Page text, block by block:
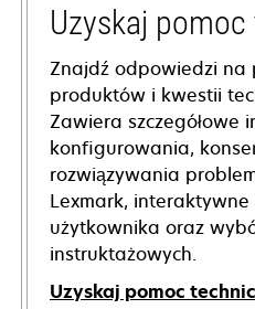
Uzyskaj
Znajdź odpowiedzi na
produktów i kwestii
Zawiera szczegółowe
konfigurowania,
rozwiązywania
Lexmark, interaktywne
użytkownika oraz
instruktażowych.
Uzyskaj pomoc